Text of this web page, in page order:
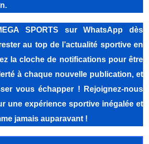
SPORTS sur WhatsApp dès
au top de l’actualité sportive en
la cloche de notifications pour être
à chaque nouvelle publication, et
vous échapper ! Rejoignez-nous
une expérience sportive inégalée et
jamais auparavant !